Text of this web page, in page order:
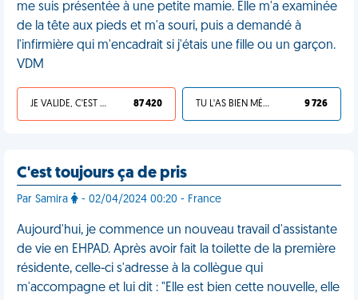
me suis présentée à une petite mamie. Elle m'a examinée
de la tête aux pieds et m'a souri, puis a demandé à
l'infirmière qui m'encadrait si j'étais une fille ou un garçon.
VDM
JE VALIDE, C'EST UNE VDM 87 420 TU L'AS BIEN MÉRITÉ 9 726
C'est toujours ça de pris
Par Samira - 02/04/2024 00:20 - France
Aujourd'hui, je commence un nouveau travail d'assistante
de vie en EHPAD. Après avoir fait la toilette de la première
résidente, celle-ci s'adresse à la collègue qui
m'accompagne et lui dit : "Elle est bien cette nouvelle, elle